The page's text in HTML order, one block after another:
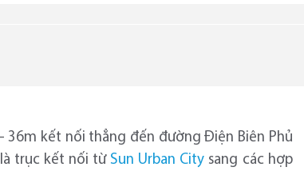
36m kết nối thẳng đến đường Điện Biên Phủ
là trục kết nối từ Sun Urban City sang các hợp